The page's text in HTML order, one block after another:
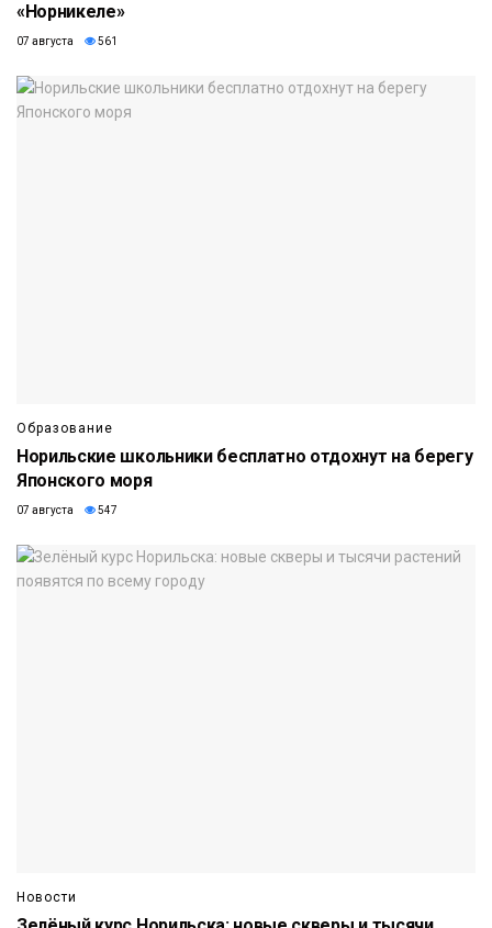
«Норникеле»
07 августа 561
Образование
Норильские школьники бесплатно отдохнут на берегу
Японского моря
07 августа 547
Новости